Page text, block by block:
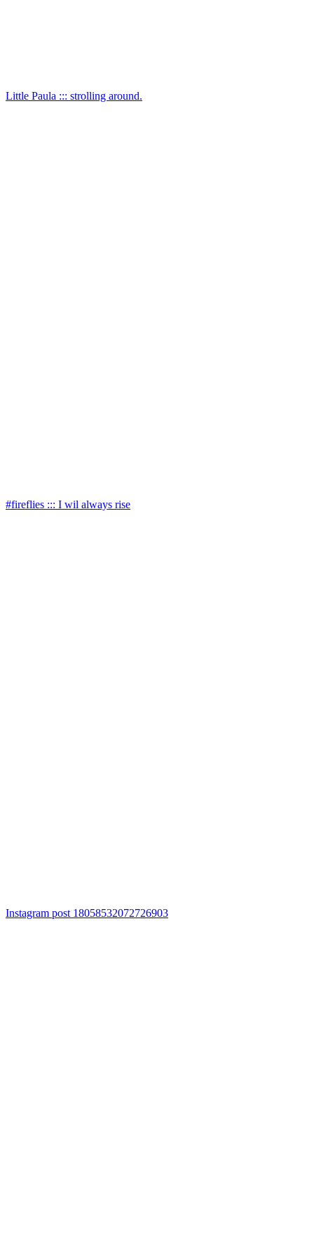
Little Paula ::: strolling around.
#fireflies ::: I wil always rise
Instagram post 18058532072726903